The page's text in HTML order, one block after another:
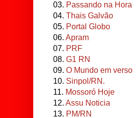
03. Passando na Hora
04. Thais Galvão
05. Portal Globo
06. Apram
07. PRF
08. G1 RN
09. O Mundo em verso
10. Sinpol/RN.
11. Mossoró Hoje
12. Assu Noticia
13. PM/RN